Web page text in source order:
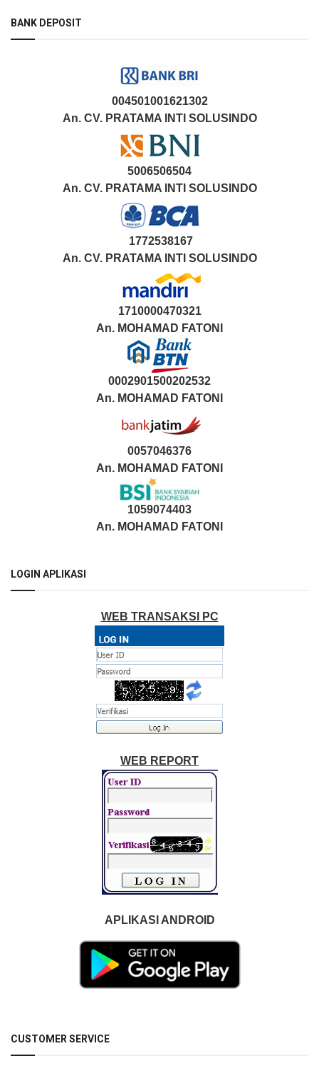
BANK DEPOSIT
004501001621302
An. CV. PRATAMA INTI SOLUSINDO
5006506504
An. CV. PRATAMA INTI SOLUSINDO
1772538167
An. CV. PRATAMA INTI SOLUSINDO
1710000470321
An. MOHAMAD FATONI
0002901500202532
An. MOHAMAD FATONI
0057046376
An. MOHAMAD FATONI
1059074403
An. MOHAMAD FATONI
LOGIN APLIKASI
WEB TRANSAKSI PC
WEB REPORT
APLIKASI ANDROID
CUSTOMER SERVICE